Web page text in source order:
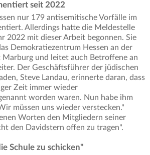
seit 2022
nur 179 antisemitische Vorfälle im
Allerdings hatte die Meldestelle
2022 mit dieser Arbeit begonnen. Sie
Demokratiezentrum Hessen an der
und leitet auch Betroffene an
Der Geschäftsführer der jüdischen
Steve Landau, erinnerte daran, dass
Zeit immer wieder
worden waren. Nun habe ihm
müssen uns wieder verstecken."
Worten den Mitgliedern seiner
den Davidstern offen zu tragen".
Schule zu schicken"